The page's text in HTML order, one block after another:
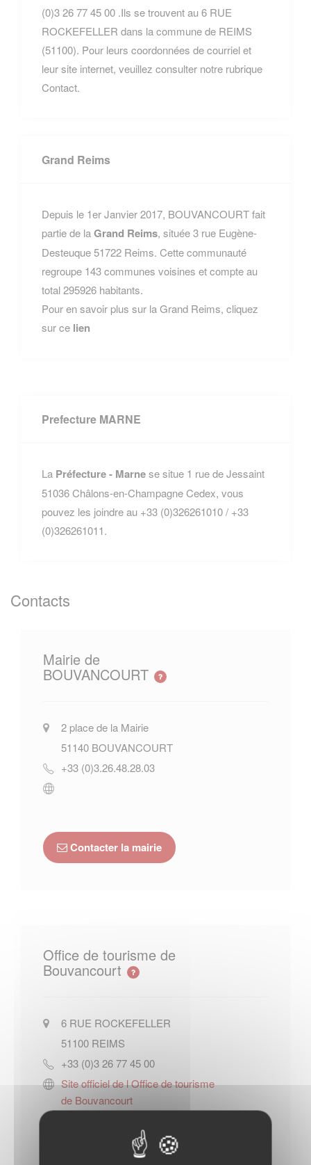
(0)3 26 77 45 00 .Ils se trouvent au 6 RUE
ROCKEFELLER dans la commune de REIMS
(51100). Pour leurs coordonnées de courriel et
leur site internet, veuillez consulter notre rubrique
Contact.
Grand Reims
Depuis le 1er Janvier 2017, BOUVANCOURT fait
partie de laGrand Reims, située 3 rue Eugène-
Desteuque 51722 Reims. Cette communauté
regroupe 143 communes voisines et compte au
total 295926 habitants.
Pour en savoir plus sur la Grand Reims, cliquez
sur ce lien
Prefecture MARNE
La Préfecture - Marnese situe 1 rue de Jessaint
51036 Châlons-en-Champagne Cedex, vous
pouvez les joindre au +33 (0)326261010 / +33
(0)326261011.
Contacts
Mairie de
BOUVANCOURT
2 place de la Mairie
51140 BOUVANCOURT
+33 (0)3.26.48.28.03
Contacter la mairie
Office de tourisme de
Bouvancourt
6 RUE ROCKEFELLER
51100 REIMS
+33 (0)3 26 77 45 00
Site officiel de l Office de tourisme
de Bouvancourt
Contacter l'office de tourisme